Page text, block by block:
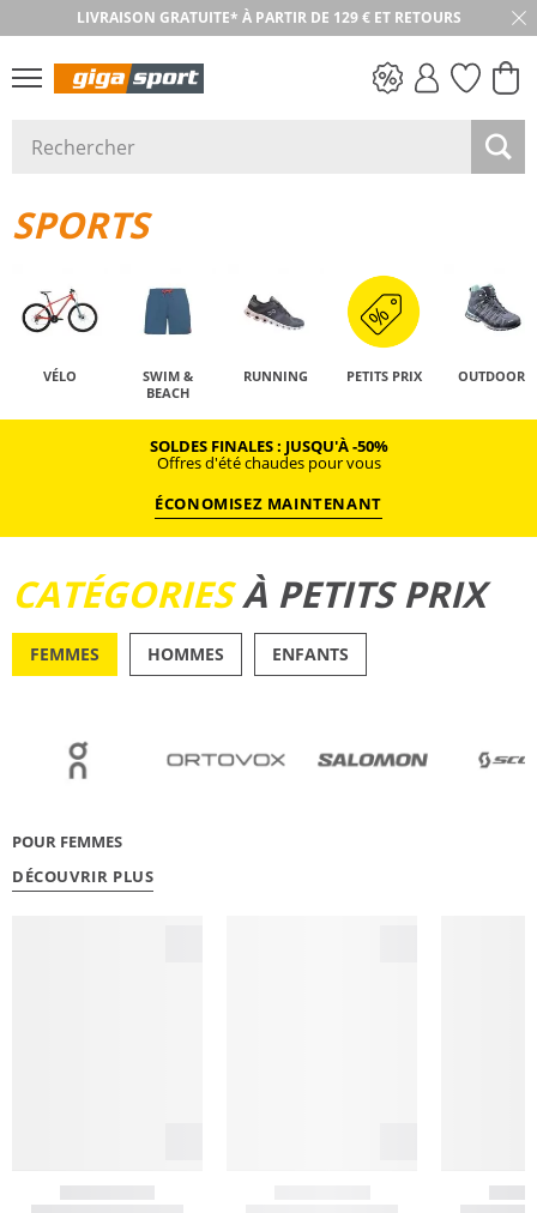
LIVRAISON GRATUITE* À PARTIR DE 129 € ET RETOURS
RETOUR SOUS 30 JOURS
SPORTS
VÉLO
SWIM &
BEACH
RUNNING PETITS PRIX OUTDOOR
SOLDES FINALES : JUSQU'À -50%
Offres d'été chaudes pour vous
ÉCONOMISEZ MAINTENANT
CATÉGORIESÀ PETITS PRIX
FEMMES HOMMES ENFANTS
POUR FEMMES
DÉCOUVRIR PLUS